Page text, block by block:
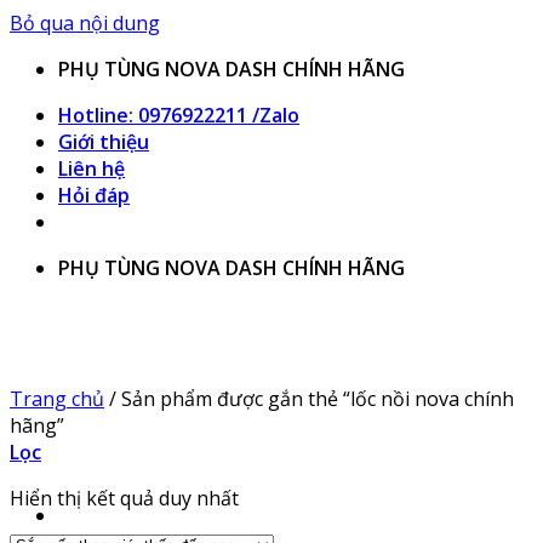
Bỏ qua nội dung
PHỤ TÙNG NOVA DASH CHÍNH HÃNG
Hotline: 0976922211 /Zalo
Giới thiệu
Liên hệ
Hỏi đáp
PHỤ TÙNG NOVA DASH CHÍNH HÃNG
Trang chủ /Sản phẩm được gắn thẻ “lốc nồi nova chính
hãng”
Lọc
Hiển thị kết quả duy nhất